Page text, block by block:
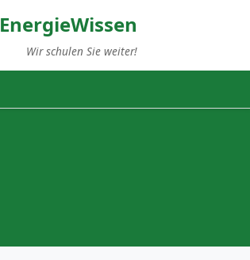
EnergieWissen
Wir schulen Sie weiter!